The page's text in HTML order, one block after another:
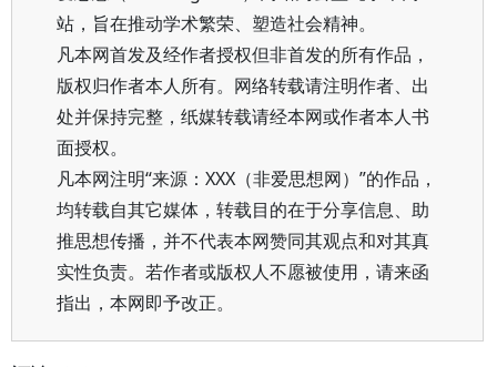
站，旨在推动学术繁荣、塑造社会精神。
凡本网首发及经作者授权但非首发的所有作品，
版权归作者本人所有。网络转载请注明作者、出
处并保持完整，纸媒转载请经本网或作者本人书
面授权。
凡本网注明“来源：XXX（非爱思想网）”的作品，
均转载自其它媒体，转载目的在于分享信息、助
推思想传播，并不代表本网赞同其观点和对其真
实性负责。若作者或版权人不愿被使用，请来函
指出，本网即予改正。